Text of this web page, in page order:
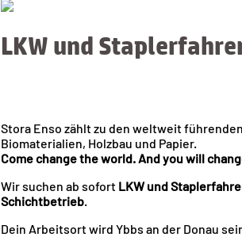
LKW und
Stora Enso zählt zu den weltweit
Biomaterialien, Holzbau und Papier.
Come change the world. And you will
Wir suchen ab sofort LKW und
Schichtbetrieb.
Dein Arbeitsort wird Ybbs an der Donau